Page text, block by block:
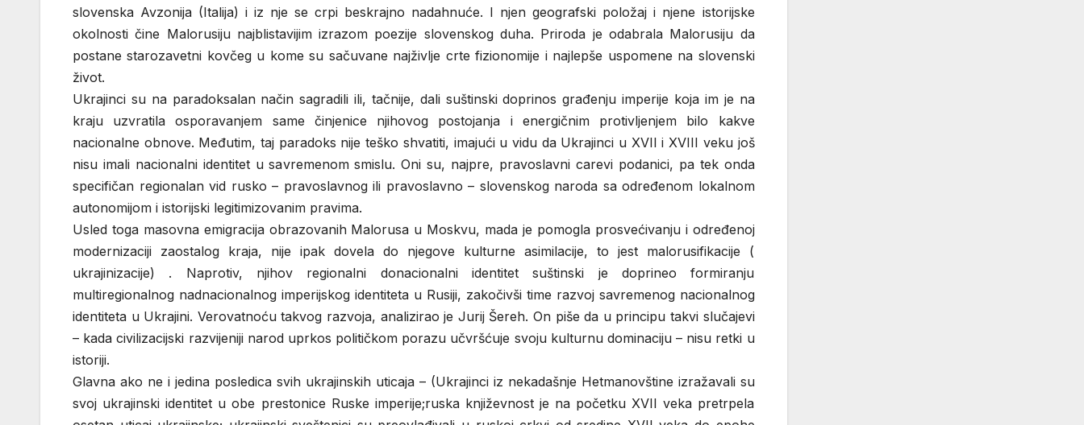
slovenska Avzonija (Italija) i iz nje se crpi beskrajno nadahnuće. I njen geografski položaj i njene istorijske
okolnosti čine Malorusiju najblistavijim izrazom poezije slovenskog duha. Priroda je odabrala Malorusiju da
postane starozavetni kovčeg u kome su sačuvane najživlje crte fizionomije i najlepše uspomene na slovenski
život.
Ukrajinci su na paradoksalan način sagradili ili, tačnije, dali suštinski doprinos građenju imperije koja im je na
kraju uzvratila osporavanjem same činjenice njihovog postojanja i energičnim protivljenjem bilo kakve
nacionalne obnove. Međutim, taj paradoks nije teško shvatiti, imajući u vidu da Ukrajinci u XVII i XVIII veku još
nisu imali nacionalni identitet u savremenom smislu. Oni su, najpre, pravoslavni carevi podanici, pa tek onda
specifičan regionalan vid rusko – pravoslavnog ili pravoslavno – slovenskog naroda sa određenom lokalnom
autonomijom i istorijski legitimizovanim pravima.
Usled toga masovna emigracija obrazovanih Malorusa u Moskvu, mada je pomogla prosvećivanju i određenoj
modernizaciji zaostalog kraja, nije ipak dovela do njegove kulturne asimilacije, to jest malorusifikacije (
ukrajinizacije) . Naprotiv, njihov regionalni donacionalni identitet suštinski je doprineo formiranju
multiregionalnog nadnacionalnog imperijskog identiteta u Rusiji, zakočivši time razvoj savremenog nacionalnog
identiteta u Ukrajini. Verovatnoću takvog razvoja, analizirao je Jurij Šereh. On piše da u principu takvi slučajevi
– kada civilizacijski razvijeniji narod uprkos političkom porazu učvršćuje svoju kulturnu dominaciju – nisu retki u
istoriji.
Glavna ako ne i jedina posledica svih ukrajinskih uticaja – (Ukrajinci iz nekadašnje Hetmanovštine izražavali su
svoj ukrajinski identitet u obe prestonice Ruske imperije;ruska književnost je na početku XVII veka pretrpela